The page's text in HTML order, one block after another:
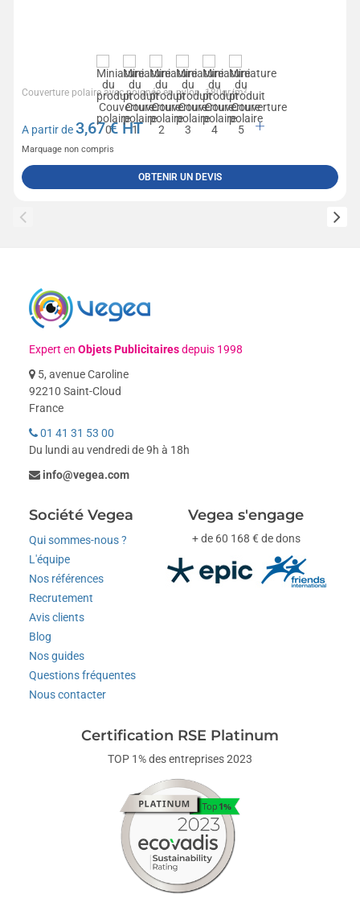
Couverture polaire avec poignée en nylon. 180gr/m².
A partir de3,67€ HT
Marquage non compris
OBTENIR UN DEVIS
Expert enObjets Publicitairesdepuis 1998
5, avenue Caroline
92210 Saint-Cloud
France
01 41 31 53 00
Du lundi au vendredi de 9h à 18h
info@vegea.com
Société Vegea
Qui sommes-nous ?
L'équipe
Nos références
Recrutement
Avis clients
Blog
Nos guides
Questions fréquentes
Nous contacter
Vegea s'engage
+ de 60 168 € de dons
Certification RSE Platinum
TOP 1% des entreprises 2023